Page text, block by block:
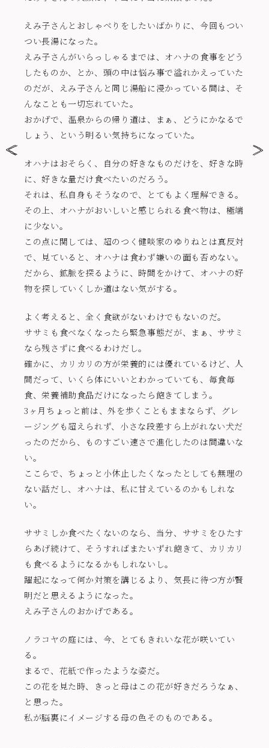
えみ子さんとおしゃべりをしたいばかりに、今回もつい
つい長湯になった。
えみ子さんがいらっしゃるまでは、オハナの食事をどう
したものか、とか、頭の中は悩み事で溢れかえっていた
のだが、えみ子さんと同じ湯船に浸かっている間は、そ
んなことも一切忘れていた。
おかげで、温泉からの帰り道は、まぁ、どうにかなるで
しょう、という明るい気持ちになっていた。
オハナはおそらく、自分の好きなものだけを、好きな時
に、好きな量だけ食べたいのだろう。
それは、私自身もそうなので、とてもよく理解できる。
その上、オハナがおいしいと感じられる食べ物は、極端
に少ない。
この点に関しては、超のつく健啖家のゆりねとは真反対
で、見ていると、オハナは食わず嫌いの面も否めない。
だから、鉱脈を探るように、時間をかけて、オハナの好
物を探していくしか道はない気がする。
よく考えると、全く食欲がないわけでもないのだ。
ササミも食べなくなったら緊急事態だが、まぁ、ササミ
なら残さずに食べるわけだし。
確かに、カリカリの方が栄養的には優れているけど、人
間だって、いくら体にいいとわかっていても、毎食毎
食、栄養補助食品だけになったら飽きてしまう。
3ヶ月ちょっと前は、外を歩くこともままならず、グレ
ージングも超えられず、小さな段差すら上がれない犬だ
ったのだから、ものすごい速さで進化したのは間違いな
い。
ここらで、ちょっと小休止したくなったとしても無理の
ない話だし、オハナは、私に甘えているのかもしれな
い。
ササミしか食べたくないのなら、当分、ササミをひたす
らあげ続けて、そうすればまたいずれ飽きて、カリカリ
も食べるようになるかもしれないし。
躍起になって何か対策を講じるより、気長に待つ方が賢
明だと思えるようになった。
えみ子さんのおかげである。
ノラコヤの庭には、今、とてもきれいな花が咲いてい
る。
まるで、花紙で作ったような姿だ。
この花を見た時、きっと母はこの花が好きだろうなぁ、
と思った。
私が脳裏にイメージする母の色そのものである。